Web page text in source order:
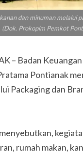
dan minuman melalui
(Dok. Prokopim Pemkot
– Badan
Pontianak
Packaging dan
rumah makan,